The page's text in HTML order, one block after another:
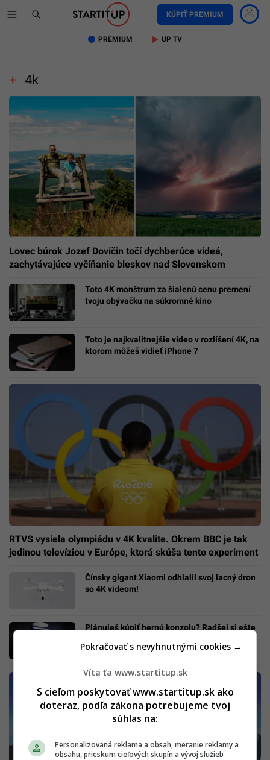
KÚPIŤ PREMIUM
PREMIUM UP TV
4k
Lovec búrok Jozef Dovičin točí dychberúce videá,
zachytávajúce vyčíňanie bleskov nad Slovenskom
Toto 4K monštrum za šialenú cenu premení
tvoju obývačku na súkromné kino
Toto je najkvalitnejšie video v rozlíšení 4K, na
ktorom môžeš vidieť iPhone 7
RTVS vysiela olympiádu v 4K kvalite. Okrem BBC je tak
jedinou televíziou v Európe, ktorá skúša tento experiment
Čínsky gigant Xiaomi odhlalil svoj lacný dron
so 4K videom!
Plánuješ kúpiť hernú konzolu? Radšej si ešte
Víta ťa www.startitup.sk
S cieľom poskytovať www.startitup.sk ako
doteraz, podľa zákona potrebujeme tvoj
súhlas na:
Personalizovaná reklama a obsah, meranie reklamy a
obsahu, prieskum cieľových skupín a vývoj služieb
Pokračovať s nevyhnutnými cookies →